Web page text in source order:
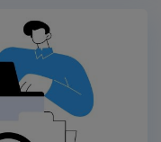
Testület